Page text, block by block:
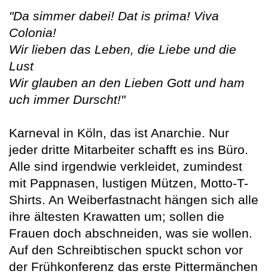
"Da simmer dabei! Dat is prima! Viva
Colonia!
Wir lieben das Leben, die Liebe und die
Lust
Wir glauben an den Lieben Gott und ham
uch immer Durscht!"
Karneval in Köln, das ist Anarchie. Nur
jeder dritte Mitarbeiter schafft es ins Büro.
Alle sind irgendwie verkleidet, zumindest
mit Pappnasen, lustigen Mützen, Motto-T-
Shirts. An Weiberfastnacht hängen sich alle
ihre ältesten Krawatten um; sollen die
Frauen doch abschneiden, was sie wollen.
Auf den Schreibtischen spuckt schon vor
der Frühkonferenz das erste Pittermänchen